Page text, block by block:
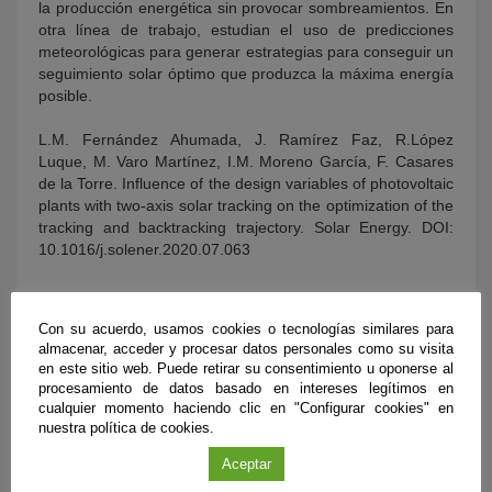
la producción energética sin provocar sombreamientos. En
otra línea de trabajo, estudian el uso de predicciones
meteorológicas para generar estrategias para conseguir un
seguimiento solar óptimo que produzca la máxima energía
posible.
L.M. Fernández Ahumada, J. Ramírez Faz, R.López
Luque, M. Varo Martínez, I.M. Moreno García, F. Casares
de la Torre. Influence of the design variables of photovoltaic
plants with two-axis solar tracking on the optimization of the
tracking and backtracking trajectory. Solar Energy. DOI:
10.1016/j.solener.2020.07.063
Con su acuerdo, usamos cookies o tecnologías similares para
almacenar, acceder y procesar datos personales como su visita
en este sitio web. Puede retirar su consentimiento u oponerse al
procesamiento de datos basado en intereses legítimos en
cualquier momento haciendo clic en "Configurar cookies" en
nuestra política de cookies.
Aceptar